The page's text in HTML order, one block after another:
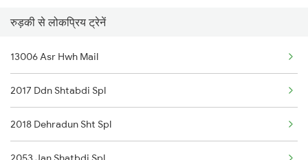
रुड़की से लोकप्रिय ट्रेनें
13006 Asr Hwh Mail
2017 Ddn Shtabdi Spl
2018 Dehradun Sht Spl